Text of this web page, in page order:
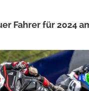
Fahrer für 2024